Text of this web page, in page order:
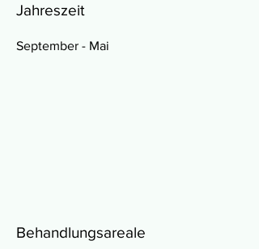
Jahreszeit
September - Mai
Behandlungsareale